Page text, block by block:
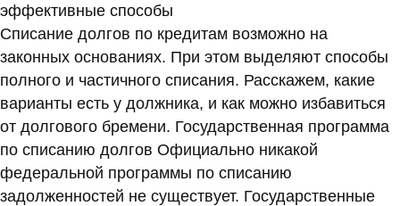
эффективные способы
Списание долгов по кредитам возможно на
законных основаниях. При этом выделяют способы
полного и частичного списания. Расскажем, какие
варианты есть у должника, и как можно избавиться
от долгового бремени. Государственная программа
по списанию долгов Официально никакой
федеральной программы по списанию
задолженностей не существует. Государственные